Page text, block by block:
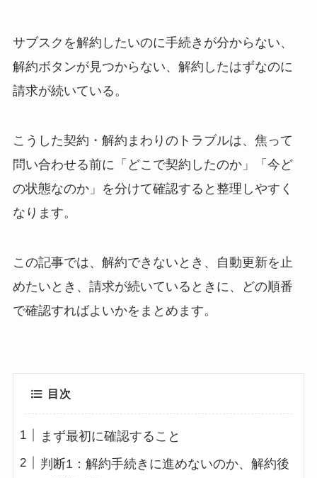
サブスクを解約したいのに手続きが分からない、
解約ボタンが見つからない、解約したはずなのに
請求が続いている。
こうした契約・解約まわりのトラブルは、焦って
問い合わせる前に「どこで契約したのか」「今ど
の状態なのか」を分けて確認すると整理しやすく
なります。
この記事では、解約できないとき、自動更新を止
めたいとき、請求が続いているときに、どの順番
で確認すればよいかをまとめます。
目次
まず最初に確認すること
判断1：解約手続きに進めないのか、解約後